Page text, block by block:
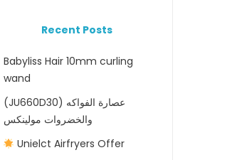
Recent Posts
Babyliss Hair 10mm curling
wand
(JU660D30) عصارة الفواكه
والخضروات مولينكس
Unielct Airfryers Offer